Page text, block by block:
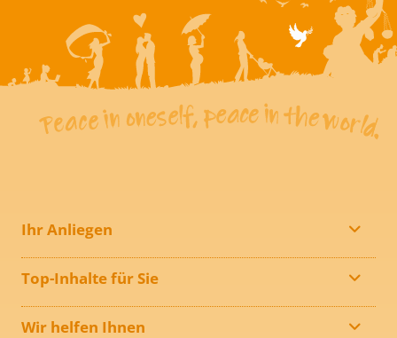
Ihr Anliegen
Top-Inhalte für Sie
Wir helfen Ihnen